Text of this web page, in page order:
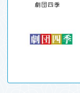
劇団四季